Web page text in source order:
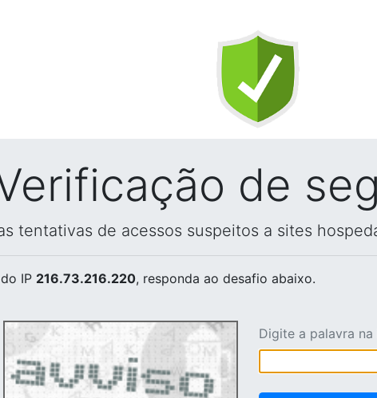
de
tentativas de acessos suspeitos a sites
do IP 216.73.216.220, responda ao desafio abaixo.
Digite a palavra